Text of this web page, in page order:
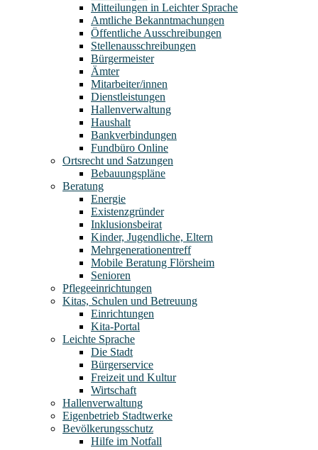
Mitteilungen in Leichter Sprache
Amtliche Bekanntmachungen
Öffentliche Ausschreibungen
Stellenausschreibungen
Bürgermeister
Ämter
Mitarbeiter/innen
Dienstleistungen
Hallenverwaltung
Haushalt
Bankverbindungen
Fundbüro Online
Ortsrecht und Satzungen
Bebauungspläne
Beratung
Energie
Existenzgründer
Inklusionsbeirat
Kinder, Jugendliche, Eltern
Mehrgenerationentreff
Mobile Beratung Flörsheim
Senioren
Pflegeeinrichtungen
Kitas, Schulen und Betreuung
Einrichtungen
Kita-Portal
Leichte Sprache
Die Stadt
Bürgerservice
Freizeit und Kultur
Wirtschaft
Hallenverwaltung
Eigenbetrieb Stadtwerke
Bevölkerungsschutz
Hilfe im Notfall